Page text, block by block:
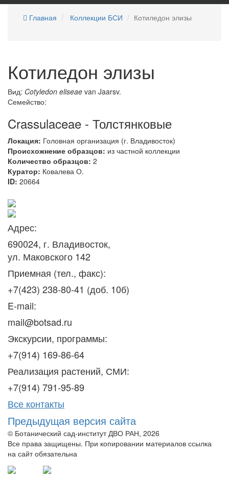
Главная Коллекции БСИ Котиледон элизы
Котиледон элизы
Вид: Cotyledon eliseae van Jaarsv.
Семейство:
Crassulaceae - Толстянковые
Локация: Головная организация (г. Владивосток)
Происхожнение образцов: из частной коллекции
Количество образцов: 2
Куратор: Ковалева О.
ID: 20664
Адрес:
690024, г. Владивосток,
ул. Маковского 142
Приемная (тел., факс):
+7(423) 238-80-41 (доб. 10б)
E-mail:
mail@botsad.ru
Экскурсии, программы:
+7(914) 169-86-64
Реализация растений, СМИ:
+7(914) 791-95-89
Все контакты
Предыдущая версия сайта
© Ботанический сад-институт ДВО РАН, 2026
Все права защищены. При копировании материалов ссылка
на сайт обязательна